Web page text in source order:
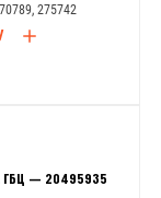
275742
ГБЦ — 20495935